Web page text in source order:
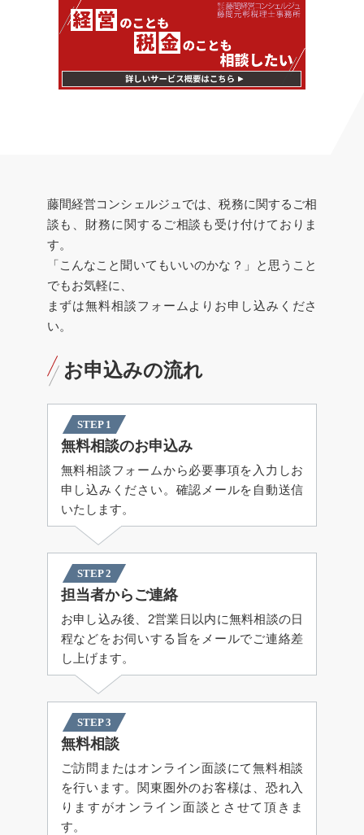
藤間経営コンシェルジュでは、税務に関するご相
談も、財務に関するご相談も受け付けておりま
す。
「こんなこと聞いてもいいのかな？」と思うこと
でもお気軽に、
まずは無料相談フォームよりお申し込みくださ
い。
お申込みの流れ
STEP 1
無料相談のお申込み
無料相談フォームから必要事項を入力しお
申し込みください。確認メールを自動送信
いたします。
STEP 2
担当者からご連絡
お申し込み後、2営業日以内に無料相談の日
程などをお伺いする旨をメールでご連絡差
し上げます。
STEP 3
無料相談
ご訪問またはオンライン面談にて無料相談
を行います。関東圏外のお客様は、恐れ入
りますがオンライン面談とさせて頂きま
す。